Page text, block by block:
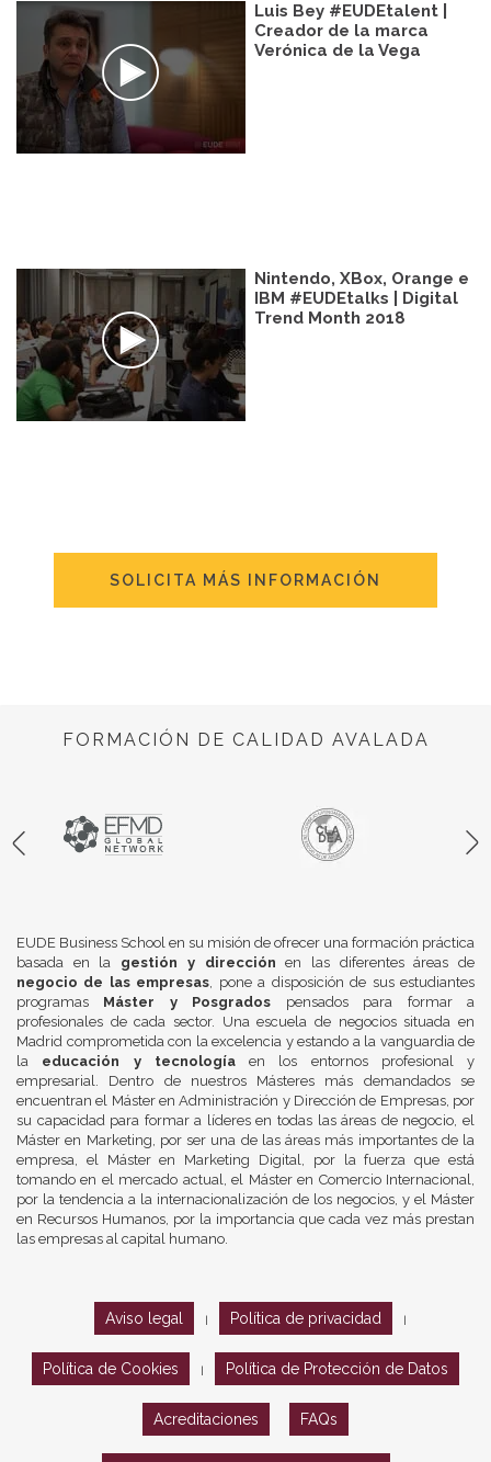
Luis Bey #EUDEtalent |
Creador de la marca
Verónica de la Vega
Nintendo, XBox, Orange e
IBM #EUDEtalks | Digital
Trend Month 2018
SOLICITA MÁS INFORMACIÓN
FORMACIÓN DE CALIDAD AVALADA
EUDE Business School en su misión de ofrecer una formación práctica
basada en la gestión y dirección en las diferentes áreas de
negocio de las empresas, pone a disposición de sus estudiantes
programas Máster y Posgrados pensados para formar a
profesionales de cada sector. Una escuela de negocios situada en
Madrid comprometida con la excelencia y estando a la vanguardia de
la educación y tecnologíaen los entornos profesional y
empresarial. Dentro de nuestros Másteres más demandados se
encuentran el Máster en Administración y Dirección de Empresas, por
su capacidad para formar a líderes en todas las áreas de negocio, el
Máster en Marketing, por ser una de las áreas más importantes de la
empresa, el Máster en Marketing Digital, por la fuerza que está
tomando en el mercado actual, el Máster en Comercio Internacional,
por la tendencia a la internacionalización de los negocios, y el Máster
en Recursos Humanos, por la importancia que cada vez más prestan
las empresas al capital humano.
Aviso legal Política de privacidad
Política de Cookies Política de Protección de Datos
Acreditaciones FAQs